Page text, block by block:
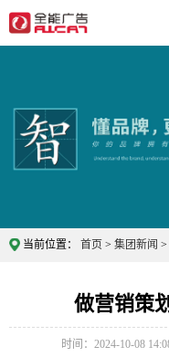
当前位置： 首页 > 集团新闻 >
做营销策
时间：2024-10-08